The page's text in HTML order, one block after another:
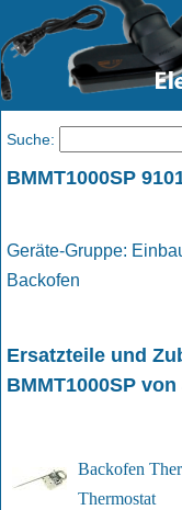
BMMT1000SP
Geräte-Gruppe:
Backofen
Ersatzteile und
BMMT1000SP von
Backofen
Thermostat
Suche: